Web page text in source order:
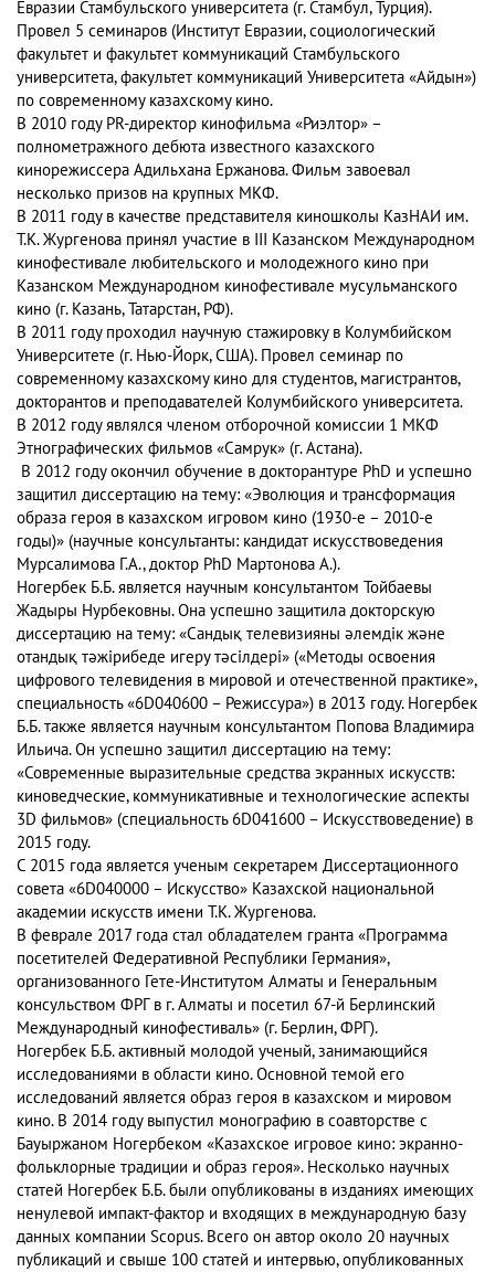
Евразии Стамбульского университета (г. Стамбул, Турция).
Провел 5 семинаров (Институт Евразии, социологический
факультет и факультет коммуникаций Стамбульского
университета, факультет коммуникаций Университета «Айдын»)
по современному казахскому кино.
В 2010 году PR-директор кинофильма «Риэлтор» –
полнометражного дебюта известного казахского
кинорежиссера Адильхана Ержанова. Фильм завоевал
несколько призов на крупных МКФ.
В 2011 году в качестве представителя киношколы КазНАИ им.
Т.К. Жургенова принял участие в III Казанском Международном
кинофестивале любительского и молодежного кино при
Казанском Международном кинофестивале мусульманского
кино (г. Казань, Татарстан, РФ).
В 2011 году проходил научную стажировку в Колумбийском
Университете (г. Нью-Йорк, США). Провел семинар по
современному казахскому кино для студентов, магистрантов,
докторантов и преподавателей Колумбийского университета.
В 2012 году являлся членом отборочной комиссии 1 МКФ
Этнографических фильмов «Самрук» (г. Астана).
В 2012 году окончил обучение в докторантуре PhD и успешно
защитил диссертацию на тему: «Эволюция и трансформация
образа героя в казахском игровом кино (1930-е – 2010-е
годы)» (научные консультанты: кандидат искусствоведения
Мурсалимова Г.А., доктор PhD Мартонова А.).
Ногербек Б.Б. является научным консультантом Тойбаевы
Жадыры Нурбековны. Она успешно защитила докторскую
диссертацию на тему: «Сандық телевизияны әлемдік және
отандық тәжірибеде игеру тәсілдері» («Методы освоения
цифрового телевидения в мировой и отечественной практике»,
специальность «6D040600 – Режиссура») в 2013 году. Ногербек
Б.Б. также является научным консультантом Попова Владимира
Ильича. Он успешно защитил диссертацию на тему:
«Современные выразительные средства экранных искусств:
киноведческие, коммуникативные и технологические аспекты
3D фильмов» (специальность 6D041600 – Искусствоведение) в
2015 году.
С 2015 года является ученым секретарем Диссертационного
совета «6D040000 – Искусство» Казахской национальной
академии искусств имени Т.К. Жургенова.
В феврале 2017 года стал обладателем гранта «Программа
посетителей Федеративной Республики Германия»,
организованного Гете-Институтом Алматы и Генеральным
консульством ФРГ в г. Алматы и посетил 67-й Берлинский
Международный кинофестиваль» (г. Берлин, ФРГ).
Ногербек Б.Б. активный молодой ученый, занимающийся
исследованиями в области кино. Основной темой его
исследований является образ героя в казахском и мировом
кино. В 2014 году выпустил монографию в соавторстве с
Бауыржаном Ногербеком «Казахское игровое кино: экранно-
фольклорные традиции и образ героя». Несколько научных
статей Ногербек Б.Б. были опубликованы в изданиях имеющих
ненулевой импакт-фактор и входящих в международную базу
данных компании Scopus. Всего он автор около 20 научных
публикаций и свыше 100 статей и интервью, опубликованных